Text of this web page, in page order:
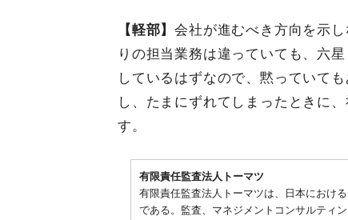
【軽部】会社が進むべき方向を示
りの担当業務は違っていても、六
しているはずなので、黙っていて
し、たまにずれてしまったときに
す。
有限責任監査法人トーマツ
有限責任監査法人トーマツは、日本におけ
である。監査、マネジメントコンサルティ